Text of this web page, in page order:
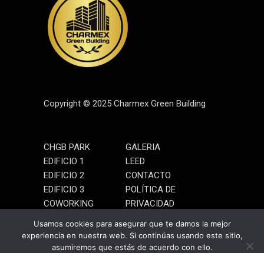
Copyright © 2025 Charmex Green Building
CHGB PARK
EDIFICIO 1
EDIFICIO 2
EDIFICIO 3
COWORKING
GALERIA
LEED
CONTACTO
POLÍTICA DE
PRIVACIDAD
Usamos cookies para asegurar que te damos la mejor
experiencia en nuestra web. Si continúas usando este sitio,
asumiremos que estás de acuerdo con ello.